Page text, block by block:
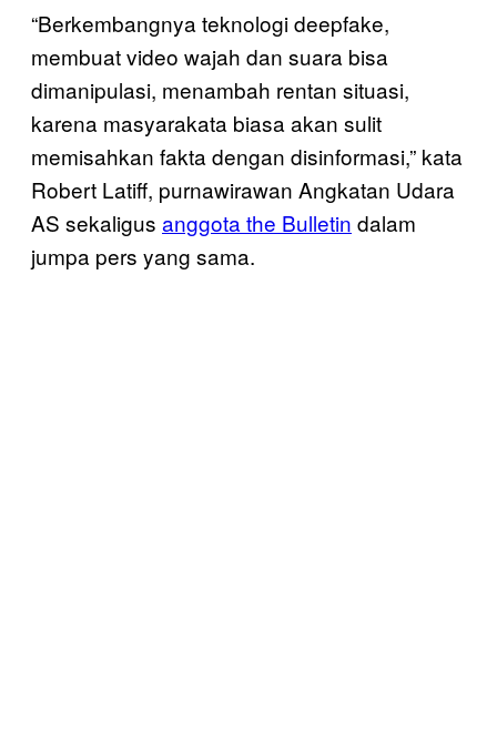
“Berkembangnya teknologi deepfake,
membuat video wajah dan suara bisa
dimanipulasi, menambah rentan situasi,
karena masyarakata biasa akan sulit
memisahkan fakta dengan disinformasi,” kata
Robert Latiff, purnawirawan Angkatan Udara
AS sekaligus anggota the Bulletin dalam
jumpa pers yang sama.